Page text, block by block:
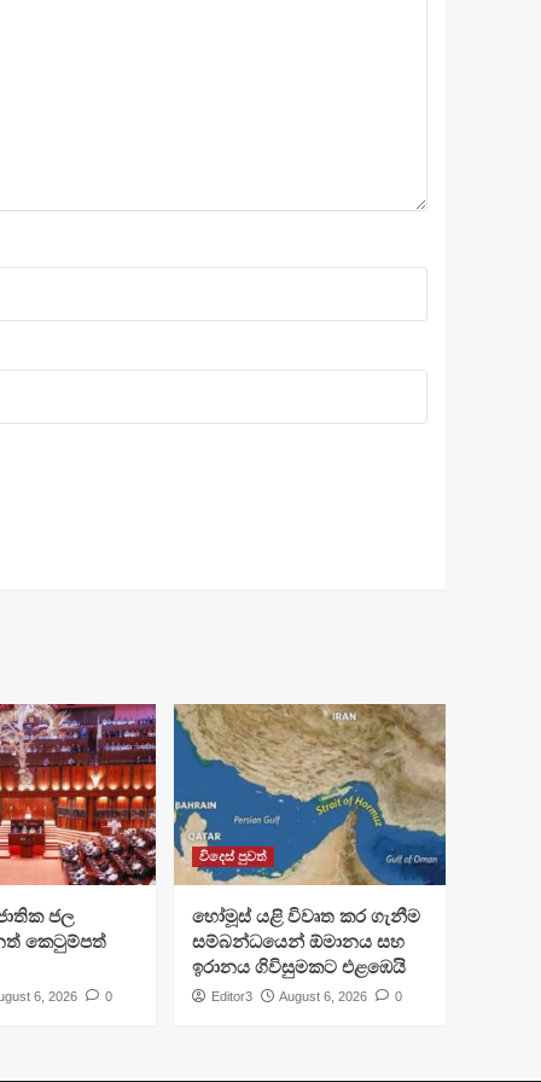
ජල
කෙටුම්පත්
6, 2026 0
විදෙස් පුවත්
හෝමූස් යළි විවෘත කර ගැනීම
සම්බන්ධයෙන් ඕමානය සහ
ඉරානය ගිවිසුමකට එළඹෙයි
Editor3 August 6, 2026 0